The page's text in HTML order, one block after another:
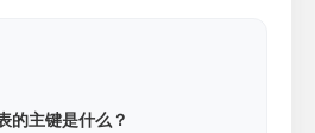
的主键是什么？